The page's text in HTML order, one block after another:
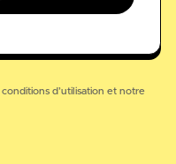
conditions d’utilisation et notre